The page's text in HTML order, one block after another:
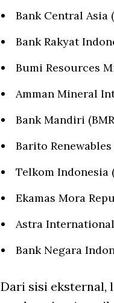
Bank Central Asia
Bank Rakyat
Bumi Resources
Amman Mineral
Bank Mandiri
Barito
Telkom Indonesia
Ekamas Mora
Astra
Bank Negara
Dari sisi eksternal,